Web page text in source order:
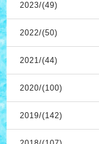
2023/(49)
2022/(50)
2021/(44)
2020/(100)
2019/(142)